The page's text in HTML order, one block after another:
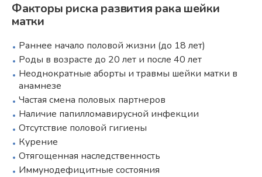
Факторы риска развития рака шейки
матки
Раннее начало половой жизни (до 18 лет)
Роды в возрасте до 20 лет и после 40 лет
Неоднократные аборты и травмы шейки матки в
анамнезе
Частая смена половых партнеров
Наличие папилломавирусной инфекции
Отсутствие половой гигиены
Курение
Отягощенная наследственность
Иммунодефицитные состояния